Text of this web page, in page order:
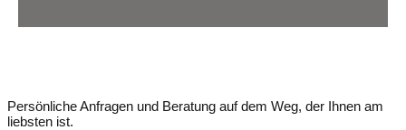
Persönliche Anfragen und Beratung auf dem Weg, der Ihnen am
liebsten ist.